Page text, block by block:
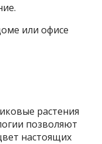
или офисе
растения
позволяют
настоящих